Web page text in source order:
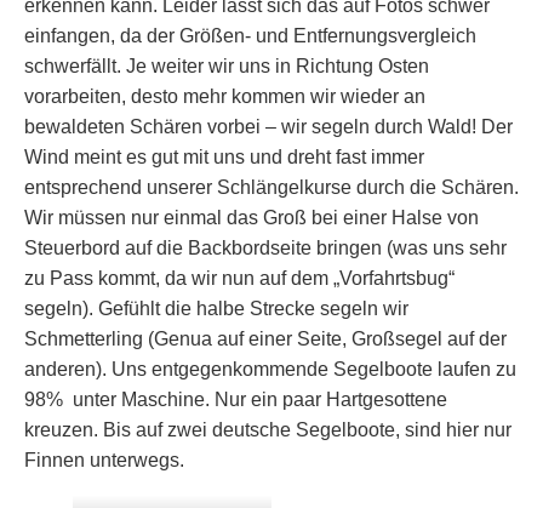
erkennen kann. Leider lässt sich das auf Fotos schwer
einfangen, da der Größen- und Entfernungsvergleich
schwerfällt. Je weiter wir uns in Richtung Osten
vorarbeiten, desto mehr kommen wir wieder an
bewaldeten Schären vorbei – wir segeln durch Wald! Der
Wind meint es gut mit uns und dreht fast immer
entsprechend unserer Schlängelkurse durch die Schären.
Wir müssen nur einmal das Groß bei einer Halse von
Steuerbord auf die Backbordseite bringen (was uns sehr
zu Pass kommt, da wir nun auf dem „Vorfahrtsbug“
segeln). Gefühlt die halbe Strecke segeln wir
Schmetterling (Genua auf einer Seite, Großsegel auf der
anderen). Uns entgegenkommende Segelboote laufen zu
98% unter Maschine. Nur ein paar Hartgesottene
kreuzen. Bis auf zwei deutsche Segelboote, sind hier nur
Finnen unterwegs.